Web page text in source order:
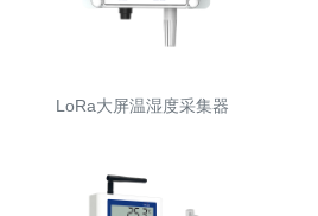
LoRa大屏温湿度采集器